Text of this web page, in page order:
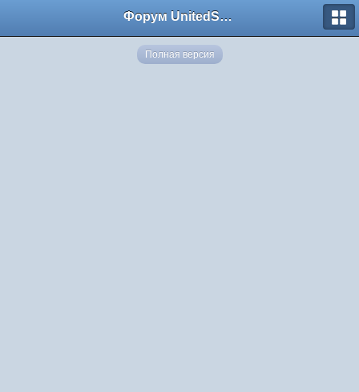
Форум UnitedSouth
Полная версия